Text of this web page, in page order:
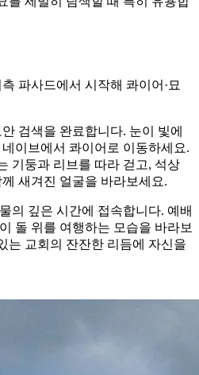
파사드에서 시작해 콰이어·묘
검색을 완료합니다. 눈이 빛에
이브에서 콰이어로 이동하세요.
기둥과 리브를 따라 걷고, 석상
새겨진 얼굴을 바라보세요.
의 깊은 시간에 접속합니다. 예배
돌 위를 여행하는 모습을 바라보
는 교회의 잔잔한 리듬에 자신을